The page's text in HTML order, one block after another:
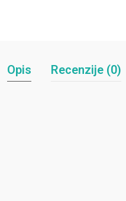
Opis Recenzije (0)